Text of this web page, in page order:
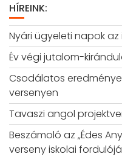
HÍREINK:
Nyári ügyeleti napok
Év végi jutalom-
Csodálatos
versenyen
Tavaszi angol
Beszámoló az „Édes
verseny iskolai